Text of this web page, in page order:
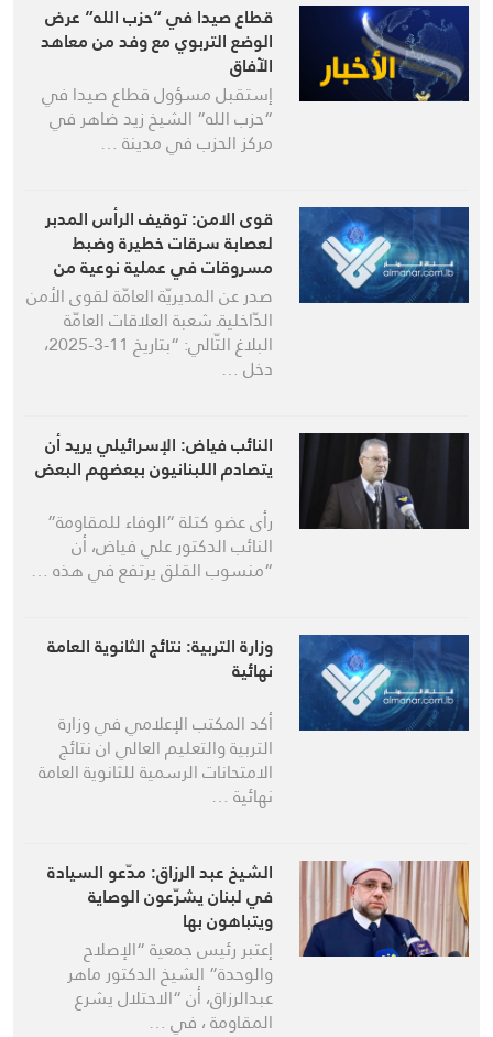
قطاع صيدا في “حزب الله” عرض
الوضع التربوي مع وفد من معاهد
الآفاق
إستقبل مسؤول قطاع صيدا في
“حزب الله” الشيخ زيد ضاهر في
مركز الحزب في مدينة …
قوى الامن: توقيف الرأس المدبر
لعصابة سرقات خطيرة وضبط
مسروقات في عملية نوعية من
المطيلب إلى الحدت
صدر عن المديريّة العامّة لقوى الأمن
الدّاخليةـ شعبة العلاقات العامّة
البلاغ التّالي: “بتاريخ 11-3-2025،
دخل …
النائب فياض: الإسرائيلي يريد أن
يتصادم اللبنانيون ببعضهم البعض
رأى عضو كتلة “الوفاء للمقاومة”
النائب الدكتور علي فياض، أن
“منسوب القلق يرتفع في هذه …
وزارة التربية: نتائج الثانوية العامة
نهائية
أكد المكتب الإعلامي في وزارة
التربية والتعليم العالي ان نتائج
الامتحانات الرسمية للثانوية العامة
نهائية …
الشيخ عبد الرزاق: مدّعو السيادة
في لبنان يشرّعون الوصاية
ويتباهون بها
إعتبر رئيس جمعية “الإصلاح
والوحدة” الشيخ الدكتور ماهر
عبدالرزاق، أن “الاحتلال يشرع
المقاومة ، في …